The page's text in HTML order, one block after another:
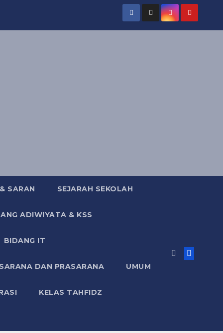
SARAN SEJARAH SEKOLAH
ADIWIYATA & KSS
BIDANG IT
DAN PRASARANA UMUM
KELAS TAHFIDZ